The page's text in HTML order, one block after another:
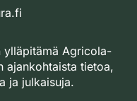
ylläpitämä Agricola-
ajankohtaista tietoa,
ja julkaisuja.